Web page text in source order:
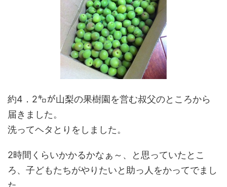
約4．2㌔が山梨の果樹園を営む叔父のところから
届きました。
洗ってヘタとりをしました。
2時間くらいかかるかなぁ～、と思っていたとこ
ろ、子どもたちがやりたいと助っ人をかってでまし